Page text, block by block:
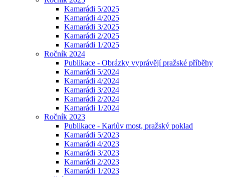
Kamarádi 5/2025
Kamarádi 4/2025
Kamarádi 3/2025
Kamarádi 2/2025
Kamarádi 1/2025
Ročník 2024
Publikace - Obrázky vyprávějí pražské příběhy
Kamarádi 5/2024
Kamarádi 4/2024
Kamarádi 3/2024
Kamarádi 2/2024
Kamarádi 1/2024
Ročník 2023
Publikace - Karlův most, pražský poklad
Kamarádi 5/2023
Kamarádi 4/2023
Kamarádi 3/2023
Kamarádi 2/2023
Kamarádi 1/2023